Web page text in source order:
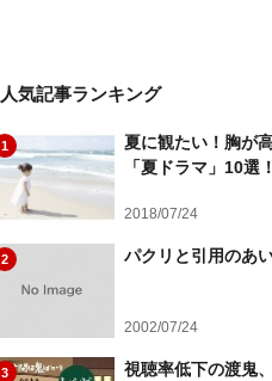
人気記事ランキング
1
夏に観たい！胸が
「夏ドラマ」10選！
2018/07/24
2 パクリと引用のあ
2002/07/24
3
視聴率低下の渡鬼